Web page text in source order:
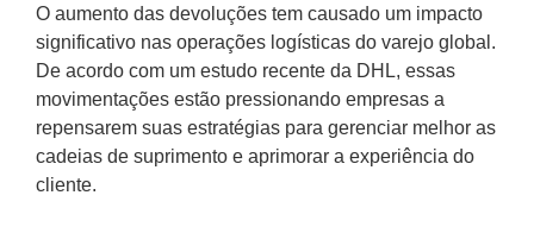
O aumento das devoluções tem causado um impacto
significativo nas operações logísticas do varejo global.
De acordo com um estudo recente da DHL, essas
movimentações estão pressionando empresas a
repensarem suas estratégias para gerenciar melhor as
cadeias de suprimento e aprimorar a experiência do
cliente.